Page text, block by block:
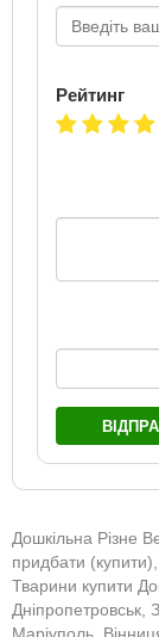
Рейтинг
Дошкільна Різне
придбати
Тварини купити
Дніпропетровськ,